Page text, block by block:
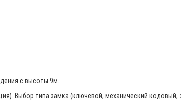
с высоты 9м.
Выбор типа замка (ключевой, механический